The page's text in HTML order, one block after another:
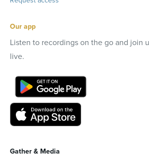
Our app
Listen to recordings on the go and join
live.
Gather & Media